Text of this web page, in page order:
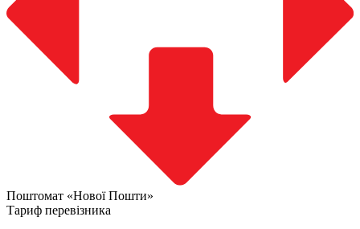
Поштомат «Нової Пошти»
Тариф перевізника